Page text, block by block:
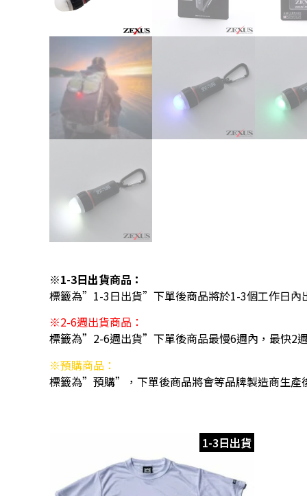
※1-3日出貨商品：
標籤為”1-3日出貨”下單後商品將於1-3個工作日內
※2-6週出貨商品：
標籤為”2-6週出貨”下單後商品最慢6週內，最快2
※預購商品：
標籤為”預購”，下單後商品將會等品牌製造商生產
1-3日出貨